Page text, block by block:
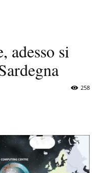
adesso si
258